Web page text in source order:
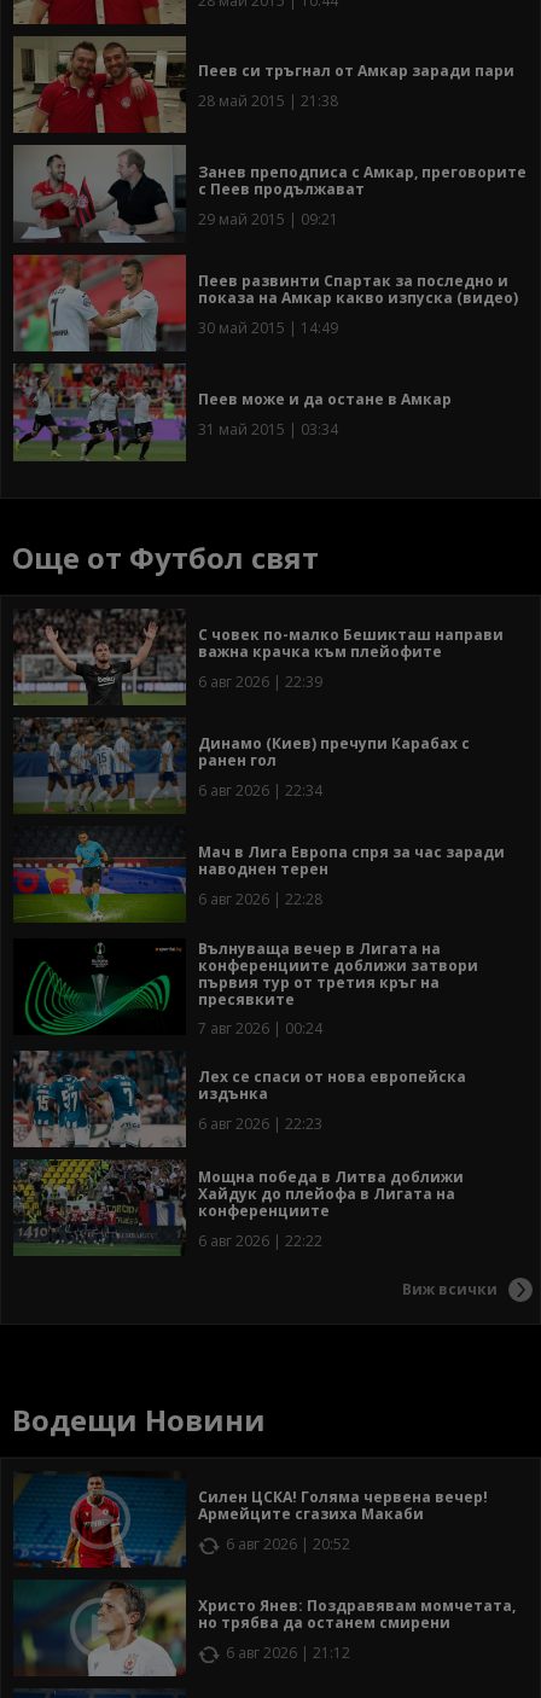
Пеев си тръгнал от Амкар заради пари
28 май 2015 | 21:38
Занев преподписа с Амкар, преговорите
с Пеев продължават
29 май 2015 | 09:21
Пеев развинти Спартак за последно и
показа на Амкар какво изпуска (видео)
30 май 2015 | 14:49
Пеев може и да остане в Амкар
31 май 2015 | 03:34
Още от Футбол свят
С човек по-малко Бешикташ направи
важна крачка към плейофите
6 авг 2026 | 22:39
Динамо (Киев) пречупи Карабах с
ранен гол
6 авг 2026 | 22:34
Мач в Лига Европа спря за час заради
наводнен терен
6 авг 2026 | 22:28
Вълнуваща вечер в Лигата на
конференциите доближи затвори
първия тур от третия кръг на
пресявките
7 авг 2026 | 00:24
Лех се спаси от нова европейска
издънка
6 авг 2026 | 22:23
Мощна победа в Литва доближи
Хайдук до плейофа в Лигата на
конференциите
6 авг 2026 | 22:22
Виж всички
Водещи Новини
Силен ЦСКА! Голяма червена вечер!
Армейците сгазиха Макаби
6 авг 2026 | 20:52
Христо Янев: Поздравявам момчетата,
но трябва да останем смирени
6 авг 2026 | 21:12